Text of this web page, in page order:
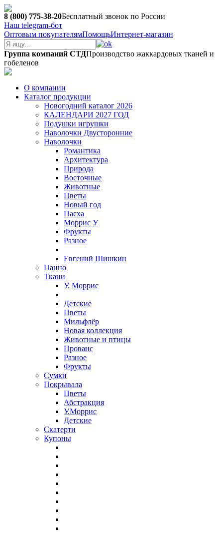
8 (800) 775-38-20Бесплатный звонок по России
Наш telegram-бот
Оптовым покупателямПомощьИнтернет-магазин
Группа компаний СТДПроизводство жаккардовых тканей и
гобеленов
О компании
Каталог продукции
Новогодний каталог 2026
КАЛЕНДАРИ 2027 ГОД
Подушки игрушки
Наволочки Двусторонние
Наволочки
Романтика
Архитектура
Природа
Восточные
Животные
Цветы
Новый год
Пасха
Моррис У
Фрукты
Разное
Евгений Шишкин
Панно
Ткани
У. Моррис
Детские
Цветы
Мильфлёр
Новая коллекция
Животные и птицы
Прованс
Разное
Фрукты
Сумки
Покрывала
Цветы
Абстракция
У.Моррис
Детские
Скатерти
Купоны